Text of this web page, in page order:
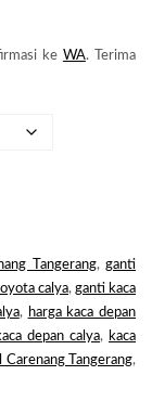
ke WA. Terima
Tangerang, ganti
calya, ganti kaca
, harga kaca depan
depan calya, kaca
Carenang Tangerang,